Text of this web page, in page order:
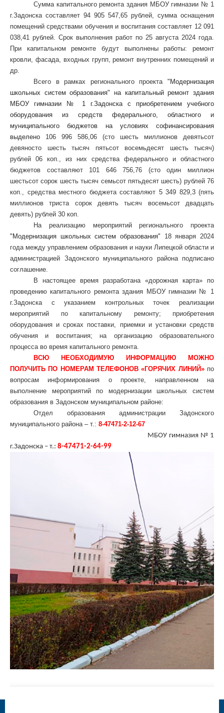
Сумма капитального ремонта здания МБОУ гимназии № 1
г.Задонска составляет 94 905 547,65 рублей, сумма оснащения
помещений средствами обучения и воспитания составляет 12 091
038,41 рублей. Срок выполнения работ по 25 августа 2024 года.
При капитальном ремонте будут выполнены работы: ремонт
кровли, фасада, входных групп, ремонт внутренних помещений и
др.
Всего в рамках регионального проекта "Модернизация
школьных систем образования" на капитальный ремонт здания
МБОУ гимназии № 1 г.Задонска с приобретением учебного
оборудования из средств федерального, областного и
муниципального бюджетов на условиях софинансирования
выделено 106 996 586,06 (сто шесть миллионов девятьсот
девяносто шесть тысяч пятьсот восемьдесят шесть тысяч)
рублей 06 коп., из них средства федерального и областного
бюджетов составляют 101 646 756,76 (сто один миллион
шестьсот сорок шесть тысяч семьсот пятьдесят шесть) рублей 76
коп., средства местного бюджета составляют 5 349 829,3 (пять
миллионов триста сорок девять тысяч восемьсот двадцать
девять) рублей 30 коп.
На реализацию мероприятий регионального проекта
"Модернизация школьных систем образования" 18 января 2024
года между управлением образования и науки Липецкой области и
администрацией Задонского муниципального района подписано
соглашение.
В настоящее время разработана «дорожная карта» по
проведению капитального ремонта здания МБОУ гимназии № 1
г.Задонска с указанием контрольных точек реализации
мероприятий по капитальному ремонту; приобретения
оборудования и сроках поставки, приемки и установки средств
обучения и воспитания; на организацию образовательного
процесса во время капитального ремонта.
ВСЮ НЕОБХОДИМУЮ ИНФОРМАЦИЮ МОЖНО
ПОЛУЧИТЬ ПО НОМЕРАМ ТЕЛЕФОНОВ «ГОРЯЧИХ ЛИНИЙ»по
вопросам информирования о проекте, направленном на
выполнение мероприятий по модернизации школьных систем
образования в Задонском муниципальном районе:
Отдел образования администрации Задонского
муниципального района – т.: 8-47471-2-12-67
МБОУ гимназия № 1
г.Задонска – т.: 8-47471-2-64-99